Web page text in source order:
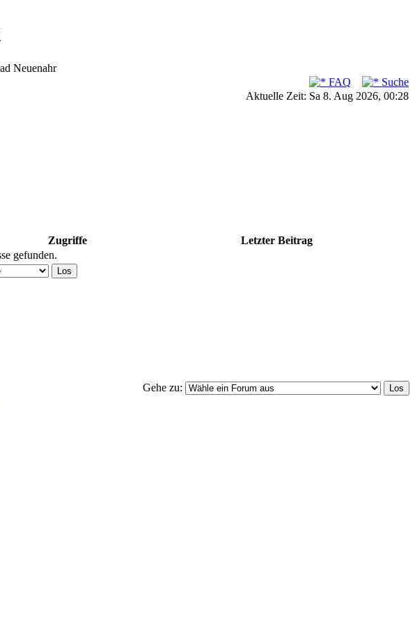
Neuenahr
FAQ
Suche
Aktuelle Zeit: Sa 8. Aug 2026, 00:28
Zugriffe
Letzter Beitrag
gefunden.
Gehe zu: